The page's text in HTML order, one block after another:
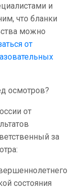
и
что бланки
можно
от
осмотров?
от
за
состояния